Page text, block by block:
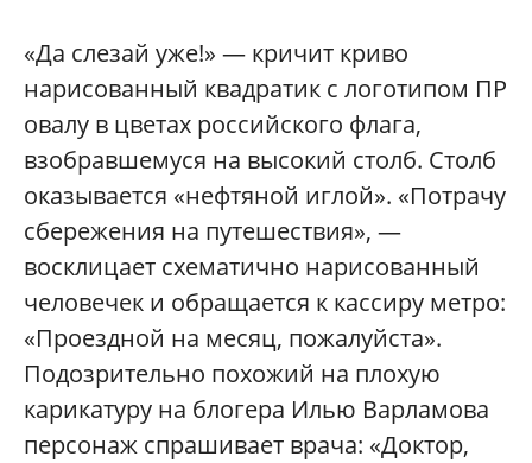
«Да слезай уже!» — кричит криво
нарисованный квадратик с логотипом ПР
овалу в цветах российского флага,
взобравшемуся на высокий столб. Столб
оказывается «нефтяной иглой». «Потрачу
сбережения на путешествия», —
восклицает схематично нарисованный
человечек и обращается к кассиру метро:
«Проездной на месяц, пожалуйста».
Подозрительно похожий на плохую
карикатуру на блогера Илью Варламова
персонаж спрашивает врача: «Доктор,